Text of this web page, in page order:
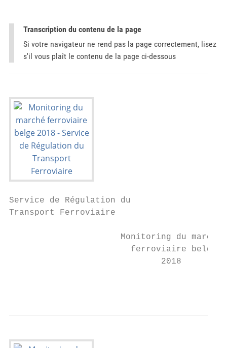
Transcription du contenu de la page
Si votre navigateur ne rend pas la page correctement, lisez
s'il vous plaît le contenu de la page ci-dessous
Service de Régulation du
Transport Ferroviaire
                      Monitoring du marché
                        ferroviaire belge
                              2018